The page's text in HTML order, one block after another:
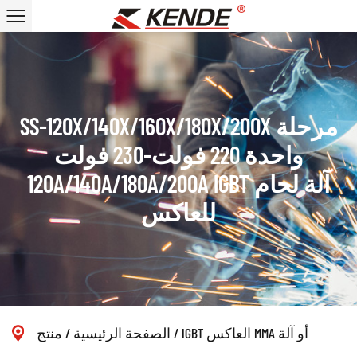
SS-120X/140X/160X/180X/200X مرحلة
واحدة 220 فولت-230 فولت
120A/140A/180A/200A IGBT آلة لحام
للعاكس
الصفحة الرئيسية / منتج / IGBT العاكس MMA أو آلة